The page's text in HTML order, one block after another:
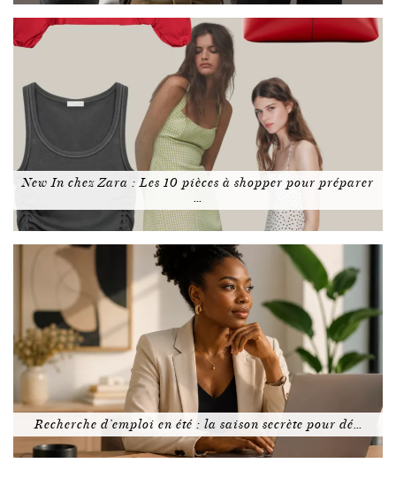
New In chez Zara : Les 10 pièces à shopper pour préparer
…
Recherche d’emploi en été : la saison secrète pour dé…